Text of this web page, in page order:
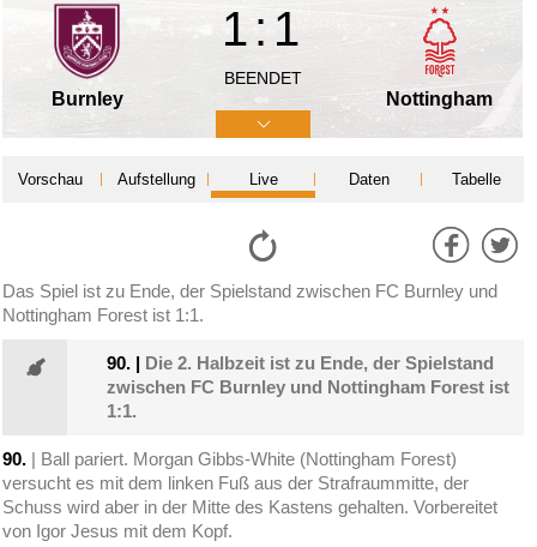
Burnley
1:1
BEENDET
Nottingham
Vorschau Aufstellung Live Daten Tabelle
Das Spiel ist zu Ende, der Spielstand zwischen FC Burnley und
Nottingham Forest ist 1:1.
90. | Die 2. Halbzeit ist zu Ende, der Spielstand
zwischen FC Burnley und Nottingham Forest ist
1:1.
90. | Ball pariert. Morgan Gibbs-White (Nottingham Forest)
versucht es mit dem linken Fuß aus der Strafraummitte, der
Schuss wird aber in der Mitte des Kastens gehalten. Vorbereitet
von Igor Jesus mit dem Kopf.